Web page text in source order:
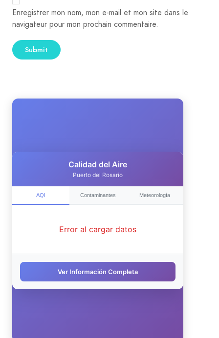
Enregistrer mon nom, mon e-mail et mon site dans le
navigateur pour mon prochain commentaire.